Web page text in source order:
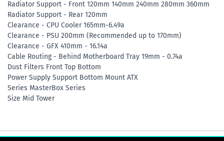
Radiator Support - Front 120mm 140mm 240mm 280mm 360mm
Radiator Support - Rear 120mm
Clearance - CPU Cooler 165mm-6.49a
Clearance - PSU 200mm (Recommended up to 170mm)
Clearance - GFX 410mm - 16.14a
Cable Routing - Behind Motherboard Tray 19mm - 0.74a
Dust Filters Front Top Bottom
Power Supply Support Bottom Mount ATX
Series MasterBox Series
Size Mid Tower